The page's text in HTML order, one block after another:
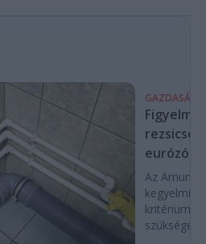
GAZDASÁG
Az Amundi
kegyelmi